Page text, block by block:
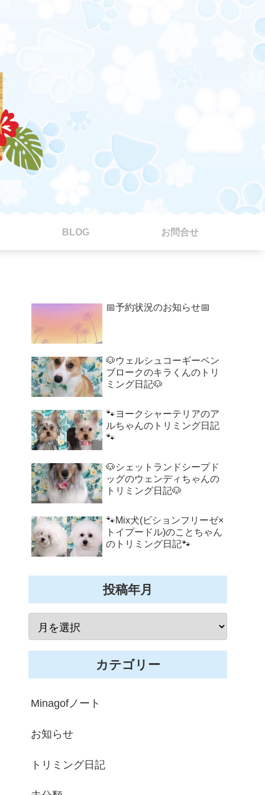
BLOG お問合せ
📅予約状況のお知らせ📅
🐶ウェルシュコーギーペン
ブロークのキラくんのトリ
ミング日記🐶
🐾ヨークシャーテリアのア
ルちゃんのトリミング日記
🐾
🐶シェットランドシープド
ッグのウェンディちゃんの
トリミング日記🐶
🐾Mix犬(ビションフリーゼ×
トイプードル)のことちゃん
のトリミング日記🐾
投稿年月
カテゴリー
Minagofノート
お知らせ
トリミング日記